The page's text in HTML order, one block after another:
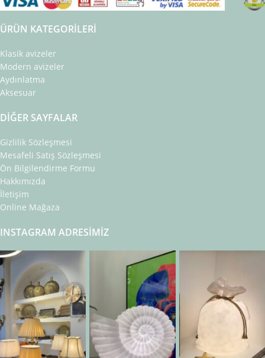
ÜRÜN KATEGORILERI
Klasik avizeler
Modern avizeler
Aydınlatma
Aksesuar
DIĞER SAYFALAR
Gizlilik Sözleşmesi
Mesafeli Satış Sözleşmesi
Ön Bilgilendirme Formu
Hakkımızda
İletişim
Online Mağaza
INSTAGRAM ADRESIMIZ